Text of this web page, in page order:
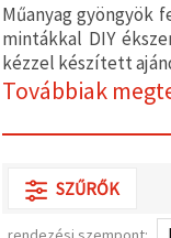
érdekében,
hogy
biztosítsuk
a weboldal
megfelelő
működését,
Ön
és az Ön
elemezzük
Műanyag gyöngyök
mintákkal DIY
kézzel készített
Továbbiak
SZŰRŐK